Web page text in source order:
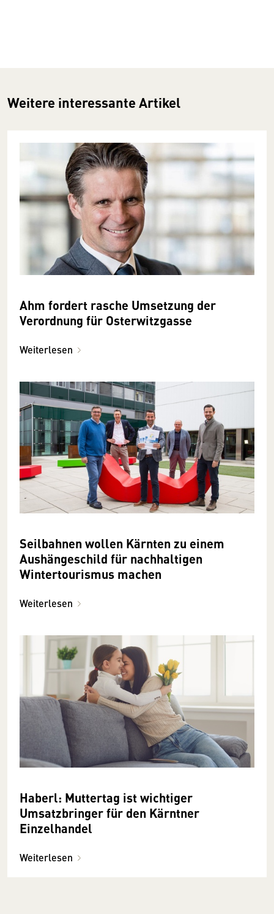
Weitere interessante Artikel
Ahm fordert rasche Umsetzung der
Verordnung für Osterwitzgasse
Weiterlesen
Seilbahnen wollen Kärnten zu einem
Aushängeschild für nachhaltigen
Wintertourismus machen
Weiterlesen
Haberl: Muttertag ist wichtiger
Umsatzbringer für den Kärntner
Einzelhandel
Weiterlesen